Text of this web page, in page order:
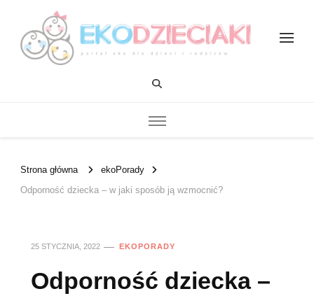
Strona główna
ekoPorady
Odporność dziecka – w jaki sposób ją wzmocnić?
25 STYCZNIA, 2022 EKOPORADY
Odporność dziecka –